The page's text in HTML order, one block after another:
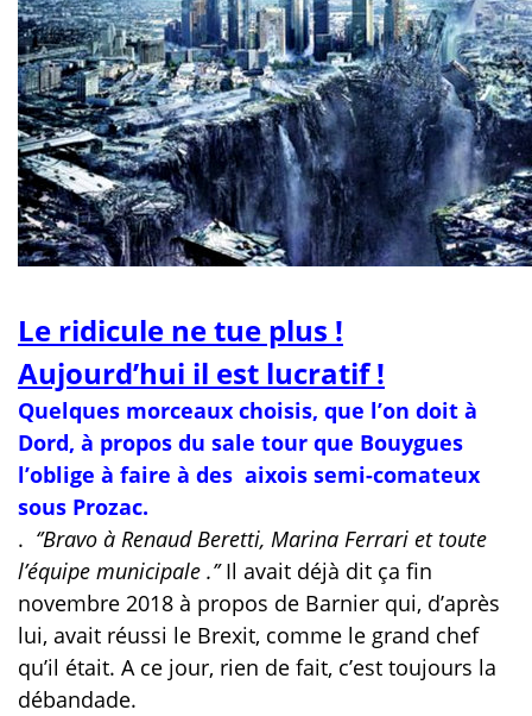
Le ridicule ne tue plus !
Aujourd’hui il est lucratif !
Quelques morceaux choisis, que l’on doit à
Dord, à propos du sale tour que Bouygues
l’oblige à faire à des aixois semi-comateux
sous Prozac.
. ‘’Bravo à Renaud Beretti, Marina Ferrari et toute
l’équipe municipale .’’Il avait déjà dit ça fin
novembre 2018 à propos de Barnier qui, d’après
lui, avait réussi le Brexit, comme le grand chef
qu’il était. A ce jour, rien de fait, c’est toujours la
débandade.